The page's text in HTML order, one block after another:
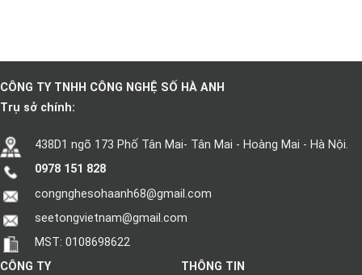
CÔNG TY TNHH CÔNG NGHỆ SỐ HÀ ANH
Trụ sở chính:
438D1 ngõ 173 Phố Tân Mai- Tân Mai - Hoàng Mai - Hà Nội.
0978 151 828
congnghesohaanh68@gmail.com
seetongvietnam@gmail.com
MST: 0108698622
CÔNG TY
THÔNG TIN